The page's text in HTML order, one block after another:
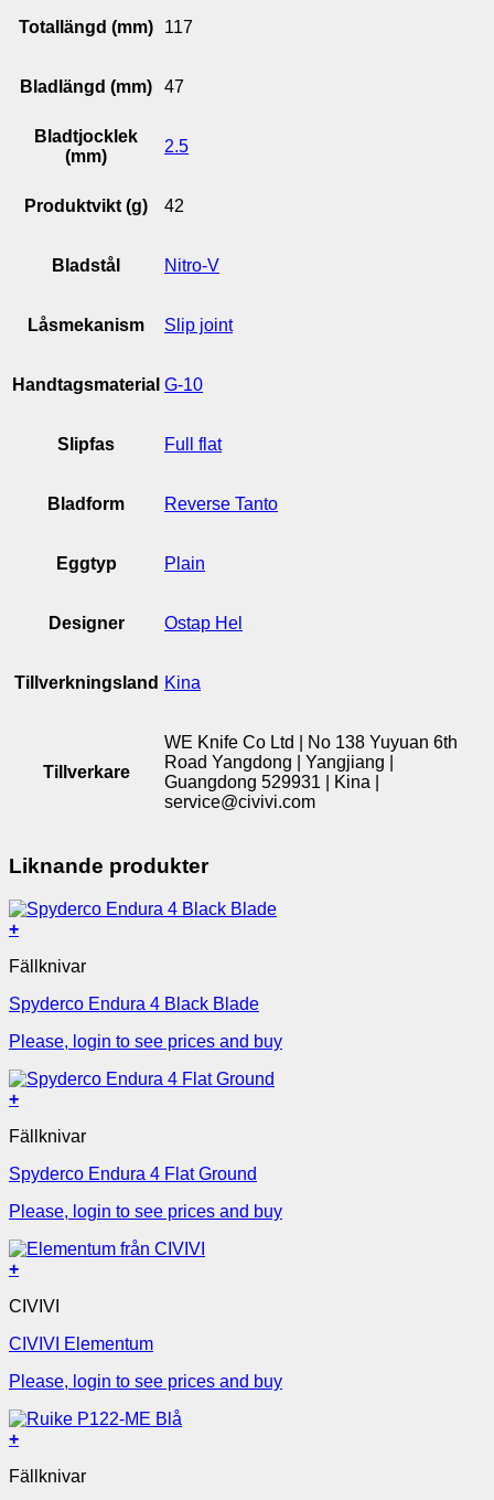
Totallängd (mm) 117
Bladlängd (mm) 47
Bladtjocklek
(mm)
2.5
Produktvikt (g) 42
Bladstål Nitro-V
Låsmekanism Slip joint
Handtagsmaterial G-10
Slipfas Full flat
Bladform Reverse Tanto
Eggtyp Plain
Designer Ostap Hel
Tillverkningsland Kina
Tillverkare
WE Knife Co Ltd | No 138 Yuyuan 6th
Road Yangdong | Yangjiang |
Guangdong 529931 | Kina |
service@civivi.com
Liknande produkter
+
Fällknivar
Spyderco Endura 4 Black Blade
Please, login to see prices and buy
+
Fällknivar
Spyderco Endura 4 Flat Ground
Please, login to see prices and buy
+
CIVIVI
CIVIVI Elementum
Please, login to see prices and buy
+
Fällknivar